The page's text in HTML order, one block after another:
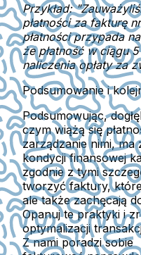
Przykład:
płatności za fakturę
płatności przypada
że płatność w ciągu
naliczenia opłaty za
Podsumowanie i
Podsumowując,
czym wiążą się
zarządzanie nimi, ma
kondycji finansowej
zgodnie z tymi
tworzyć faktury,
ale także zachęcają
Opanuj te praktyki i
optymalizacji
Z nami poradzi sobie